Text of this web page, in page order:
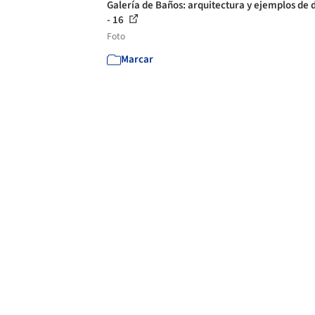
Galería de Baños: arquitectura y ejemplos de
- 16
Foto
Marcar